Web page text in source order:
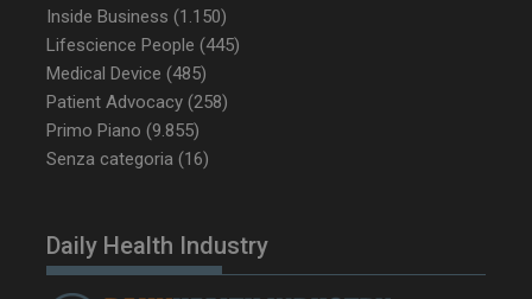
Inside Business (1.150)
Lifescience People (445)
Medical Device (485)
Patient Advocacy (258)
Primo Piano (9.855)
Senza categoria (16)
Daily Health Industry
tracking-sites-
ironfish-tracking-
enable